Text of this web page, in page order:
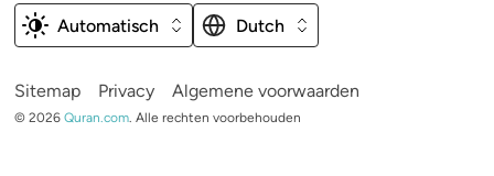
Sitemap Privacy Algemene voorwaarden
© 2026 Quran.com. Alle rechten voorbehouden
Automatisch Dutch